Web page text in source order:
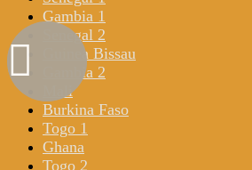
Gambia 1
Senegal 2
Guinea Bissau
Gambia 2
Mali
Burkina Faso
Togo 1
Ghana
Togo 2